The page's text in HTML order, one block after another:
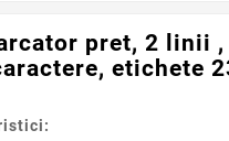
pret, 2 linii ,
etichete